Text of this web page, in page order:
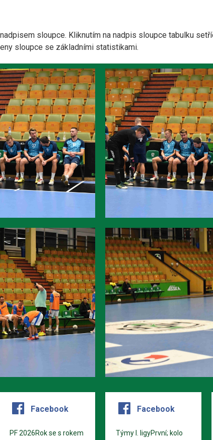
sloupce. Kliknutím na nadpis sloupce tabulku
sloupce se základními statistikami.
Facebook
PF 2026Rok se s rokem
Facebook
Týmy I. ligyPrvní; kolo